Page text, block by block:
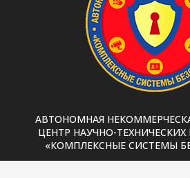
АВТОНОМНАЯ
ЦЕНТР НАУЧНО-
«КОМПЛЕКСНЫЕ СИСТЕМЫ